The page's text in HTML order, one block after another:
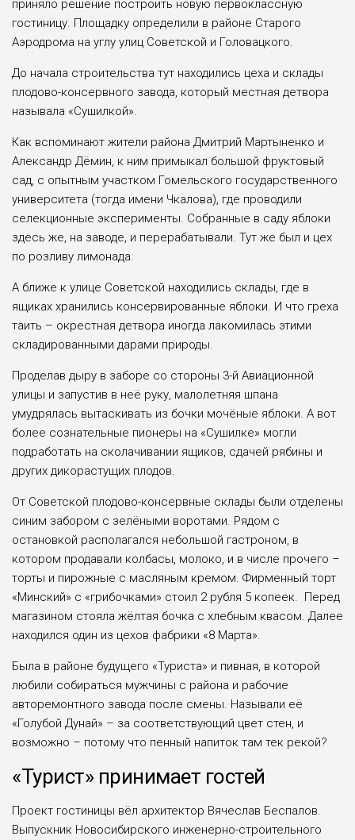
приняло решение построить новую первоклассную
гостиницу. Площадку определили в районе Старого
Аэродрома на углу улиц Советской и Головацкого.
До начала строительства тут находились цеха и склады
плодово-консервного завода, который местная детвора
называла «Сушилкой».
Как вспоминают жители района Дмитрий Мартыненко и
Александр Дёмин, к ним примыкал большой фруктовый
сад, с опытным участком Гомельского государственного
университета (тогда имени Чкалова), где проводили
селекционные эксперименты. Собранные в саду яблоки
здесь же, на заводе, и перерабатывали. Тут же был и цех
по розливу лимонада.
А ближе к улице Советской находились склады, где в
ящиках хранились консервированные яблоки. И что греха
таить – окрестная детвора иногда лакомилась этими
складированными дарами природы.
Проделав дыру в заборе со стороны 3-й Авиационной
улицы и запустив в неё руку, малолетняя шпана
умудрялась вытаскивать из бочки мочёные яблоки. А вот
более сознательные пионеры на «Сушилке» могли
подработать на сколачивании ящиков, сдачей рябины и
других дикорастущих плодов.
От Советской плодово-консервные склады были отделены
синим забором с зелёными воротами. Рядом с
остановкой располагался небольшой гастроном, в
котором продавали колбасы, молоко, и в числе прочего –
торты и пирожные с масляным кремом. Фирменный торт
«Минский» с «грибочками» стоил 2 рубля 5 копеек. Перед
магазином стояла жёлтая бочка с хлебным квасом. Далее
находился один из цехов фабрики «8 Марта».
Была в районе будущего «Туриста» и пивная, в которой
любили собираться мужчины с района и рабочие
авторемонтного завода после смены. Называли её
«Голубой Дунай» – за соответствующий цвет стен, и
возможно – потому что пенный напиток там тек рекой?
«Турист» принимает гостей
Проект гостиницы вёл архитектор Вячеслав Беспалов.
Выпускник Новосибирского инженерно-строительного